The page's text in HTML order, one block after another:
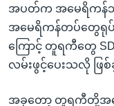
အပတ်က အမေရိကန်သ
အမေရိကန်တပ်တွေရုပ်သိ
ကြောင့် တူရကီတွေ
လမ်းဖွင့်ပေးသလို ဖြ
အခုတော့ တူရကီတို့အ